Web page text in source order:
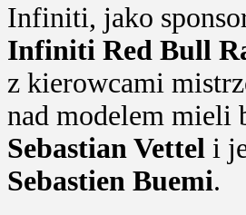
Infiniti, jako
Infiniti Red Bull
z kierowcami
nad modelem mieli
Sebastian Vettel i
Sebastien Buemi.